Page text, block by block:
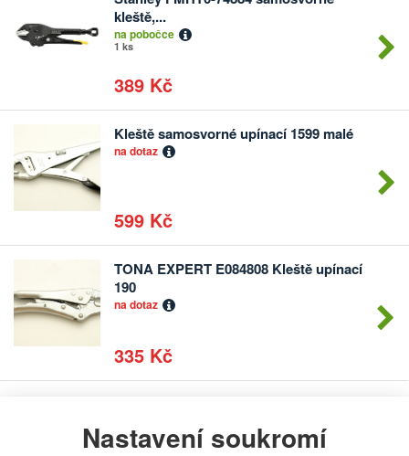
Nastavení soukromí
kleště,...
na pobočce
1 ks
389 Kč
Počet
Kleště samosvorné upínací 1599 malé
na dotaz
599 Kč
Počet
kusů
TONA EXPERT E084808 Kleště upínací
190
na dotaz
335 Kč
Počet
na dotaz
kusů